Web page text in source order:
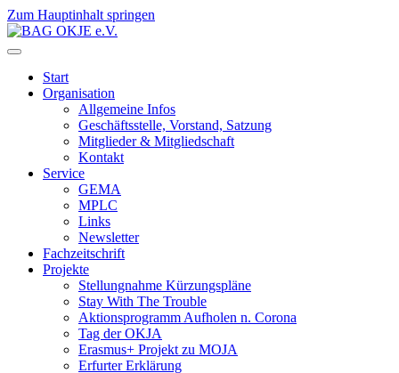
Zum Hauptinhalt springen
Start
Organisation
Allgemeine Infos
Geschäftsstelle, Vorstand, Satzung
Mitglieder & Mitgliedschaft
Kontakt
Service
GEMA
MPLC
Links
Newsletter
Fachzeitschrift
Projekte
Stellungnahme Kürzungspläne
Stay With The Trouble
Aktionsprogramm Aufholen n. Corona
Tag der OKJA
Erasmus+ Projekt zu MOJA
Erfurter Erklärung